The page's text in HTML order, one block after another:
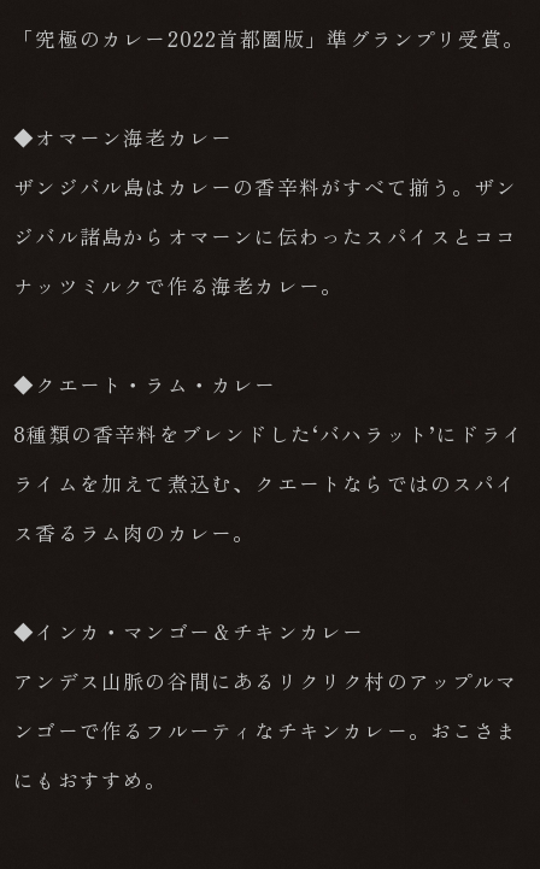
「究極のカレー2022首都圏版」準グランプリ受賞。
◆オマーン海老カレー
ザンジバル島はカレーの香辛料がすべて揃う。ザン
ジバル諸島からオマーンに伝わったスパイスとココ
ナッツミルクで作る海老カレー。
◆クエート・ラム・カレー
8種類の香辛料をブレンドした‘バハラット’にドライ
ライムを加えて煮込む、クエートならではのスパイ
ス香るラム肉のカレー。
◆インカ・マンゴー＆チキンカレー
アンデス山脈の谷間にあるリクリク村のアップルマ
ンゴーで作るフルーティなチキンカレー。おこさま
にもおすすめ。